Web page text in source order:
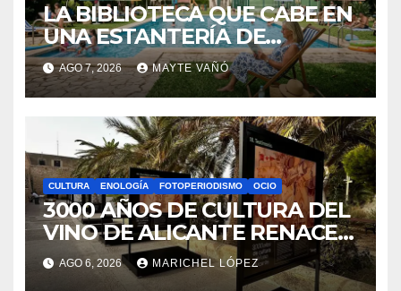
LA BIBLIOTECA QUE CABE EN
UNA ESTANTERÍA DE
WALLAPOP
AGO 7, 2026 MAYTE VAÑÓ
CULTURA ENOLOGÍA FOTOPERIODISMO OCIO
3000 AÑOS DE CULTURA DEL
VINO DE ALICANTE RENACEN
EN EL CASTILLO DE SANTA
BÁRBARA
AGO 6, 2026 MARICHEL LÓPEZ